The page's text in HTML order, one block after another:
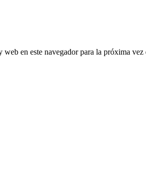
en este navegador para la próxima vez